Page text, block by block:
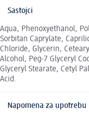
Sastojci
Aqua, Phenoxyethanol,
Sorbitan Caprylate,
Chloride, Glycerin,
Alcohol, Peg-7 Glyceryl
Glyceryl Stearate, Cetyl
Acid.
Napomena za upotrebu